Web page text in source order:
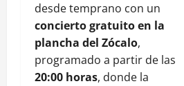
desde temprano con un
concierto gratuito en la
plancha del Zócalo,
programado a partir de las
20:00 horas, donde la